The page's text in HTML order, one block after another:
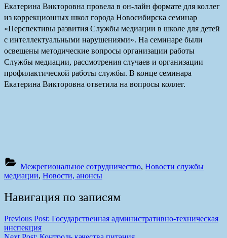
Екатерина Викторовна провела в он-лайн формате для коллег
из коррекционных школ города Новосибирска семинар
«Перспективы развития Службы медиации в школе для детей
с интеллектуальными нарушениями». На семинаре были
освещены методические вопросы организации работы
Службы медиации, рассмотрения случаев и организации
профилактической работы службы. В конце семинара
Екатерина Викторовна ответила на вопросы коллег.
Межрегиональное сотрудничество, Новости службы
медиации, Новости, анонсы
Навигация по записям
Previous Post: Государственная административно-техническая
инспекция